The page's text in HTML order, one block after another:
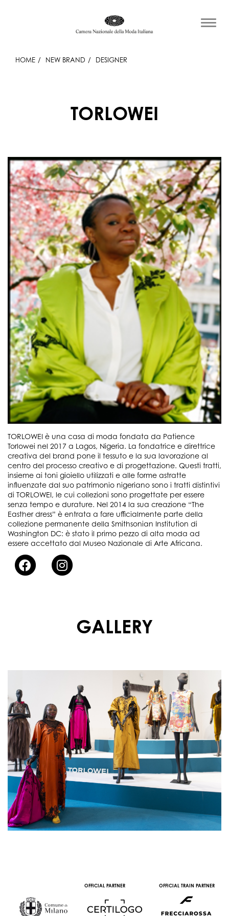
HOME NEW BRAND DESIGNER
TORLOWEI
TORLOWEI è una casa di moda fondata da Patience
Torlowei nel 2017 a Lagos, Nigeria. La fondatrice e direttrice
creativa del brand pone il tessuto e la sua lavorazione al
centro del processo creativo e di progettazione. Questi tratti,
insieme ai toni gioiello utilizzati e alle forme astratte
influenzate dal suo patrimonio nigeriano sono i tratti distintivi
di TORLOWEI, le cui collezioni sono progettate per essere
senza tempo e durature. Nel 2014 la sua creazione “The
Easther dress” è entrata a fare ufficialmente parte della
collezione permanente della Smithsonian Institution di
Washington DC: è stato il primo pezzo di alta moda ad
essere accettato dal Museo Nazionale di Arte Africana.
GALLERY
OFFICIAL PARTNER OFFICIAL TRAIN PARTNER